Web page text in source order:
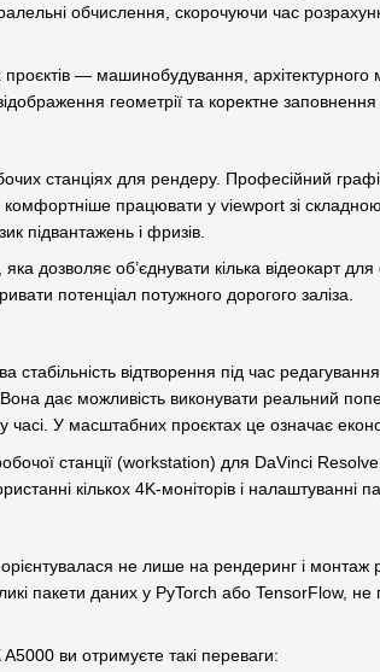
обчислення, скорочуючи час
— машинобудування,
геометрії та коректне заповнення
станціях для рендеру. Професійний
працювати у viewport зі
підвантажень і фризів.
дозволяє об’єднувати кілька відеокарт
потенціал потужного дорогого заліза.
стабільність відтворення під час
дає можливість виконувати реальний
У масштабних проєктах це означає
станції (workstation) для DaVinci Resolve.
кількох 4K-моніторів і налаштуванні
не лише на рендеринг і
пакети даних у PyTorch або TensorFlow,
ви отримуєте такі переваги: